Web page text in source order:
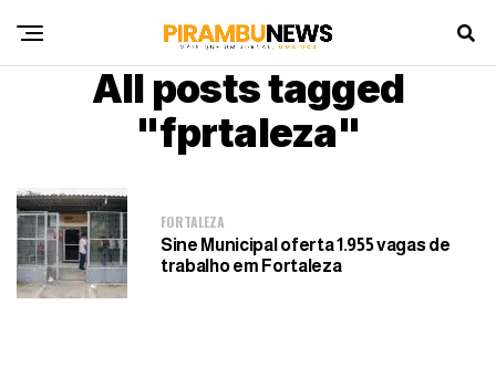
All posts tagged
"fprtaleza"
FORTALEZA
Sine Municipal oferta 1.955 vagas de
trabalho em Fortaleza